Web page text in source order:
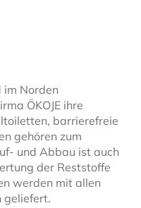
im Norden
ÖKOJE ihre
barrierefreie
gehören zum
und Abbau ist auch
der Reststoffe
werden mit allen
geliefert.